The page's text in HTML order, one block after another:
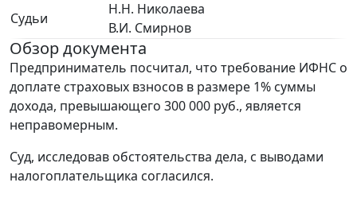
Судьи
Н.Н. Николаева
В.И. Смирнов
Обзор документа
Предприниматель посчитал, что требование ИФНС о
доплате страховых взносов в размере 1% суммы
дохода, превышающего 300 000 руб., является
неправомерным.
Суд, исследовав обстоятельства дела, с выводами
налогоплательщика согласился.